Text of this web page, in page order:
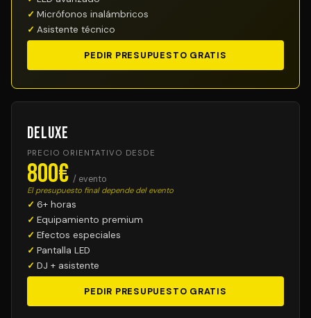
Micrófonos inalámbricos
Asistente técnico
PEDIR PRESUPUESTO GRATIS
Deluxe
PRECIO ORIENTATIVO DESDE
800€ / evento
El presupuesto final depende del evento
6+ horas
Equipamiento premium
Efectos especiales
Pantalla LED
DJ + asistente
PEDIR PRESUPUESTO GRATIS